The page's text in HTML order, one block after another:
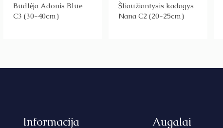
Budlėja Adonis Blue
C3 (30-40cm)
Šliaužiantysis kadagys
Nana C2 (20-25cm)
Informacija Augalai